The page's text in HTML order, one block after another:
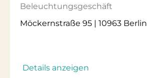
Beleuchtungsgeschäft
Möckernstraße 95 | 10963 Berlin
Details anzeigen